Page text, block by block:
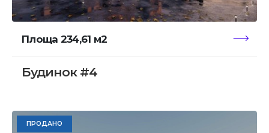
Площа 234,61 м2
Будинок #4
ПРОДАНО